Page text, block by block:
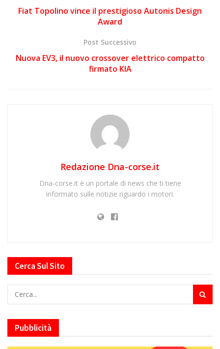
Fiat Topolino vince il prestigioso Autonis Design
Award
Post Successivo
Nuova EV3, il nuovo crossover elettrico compatto
firmato KIA
Redazione Dna-corse.it
Dna-corse.it è un portale di news che ti tiene
informato sulle notizie riguardo i motori.
Cerca Sul Sito
Pubblicità